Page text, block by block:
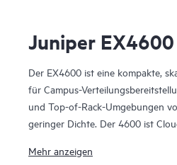
Juniper
Der EX4600 ist eine kompakte,
für Campus-
und Top-of-Rack-Umgebungen
geringer Dichte. Der 4600 ist
konfigurieren und verwalten
Mehr anzeigen